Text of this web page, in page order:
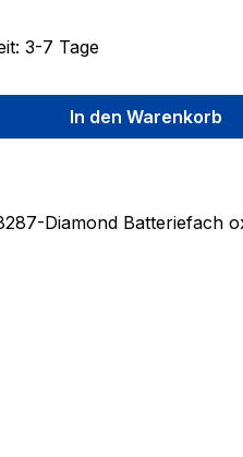
3-7 Tage
denIn den Warenkorb
Diamond Batteriefach